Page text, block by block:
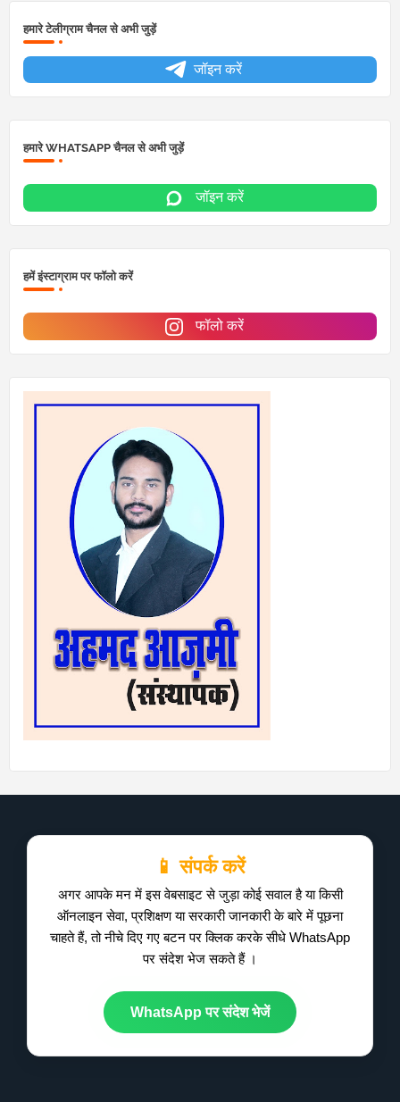
हमारे टेलीग्राम चैनल से अभी जुड़ें
जॉइन करें
हमारे WHATSAPP चैनल से अभी जुड़ें
जॉइन करें
हमें इंस्टाग्राम पर फॉलो करें
फॉलो करें
📱 संपर्क करें
अगर आपके मन में इस वेबसाइट से जुड़ा कोई सवाल है या किसी
ऑनलाइन सेवा, प्रशिक्षण या सरकारी जानकारी के बारे में पूछना
चाहते हैं, तो नीचे दिए गए बटन पर क्लिक करके सीधे WhatsApp
पर संदेश भेज सकते हैं ।
WhatsApp पर संदेश भेजें